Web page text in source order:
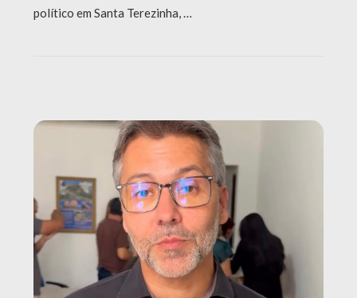
político em Santa Terezinha, …